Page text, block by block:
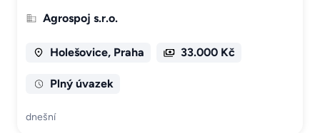
Agrospoj s.r.o.
Holešovice, Praha 33.000 Kč
Plný úvazek
dnešní